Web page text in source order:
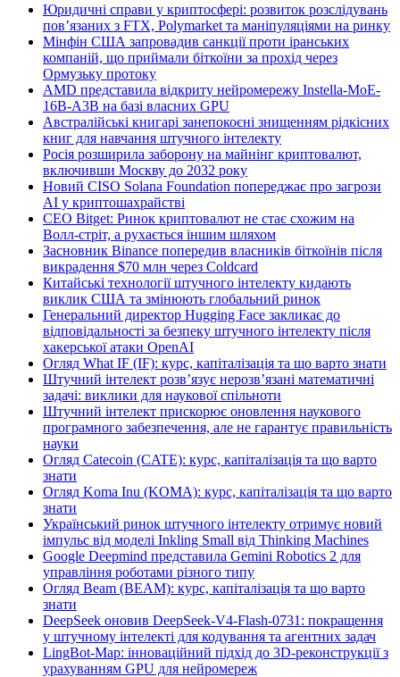
Юридичні справи у криптосфері: розвиток розслідувань
пов’язаних з FTX, Polymarket та маніпуляціями на ринку
Мінфін США запровадив санкції проти іранських
компаній, що приймали біткоїни за прохід через
Ормузьку протоку
AMD представила відкриту нейромережу Instella-MoE-
16B-A3B на базі власних GPU
Австралійські книгарі занепокоєні знищенням рідкісних
книг для навчання штучного інтелекту
Росія розширила заборону на майнінг криптовалют,
включивши Москву до 2032 року
Новий CISO Solana Foundation попереджає про загрози
AI у криптошахрайстві
CEO Bitget: Ринок криптовалют не стає схожим на
Волл-стріт, а рухається іншим шляхом
Засновник Binance попередив власників біткоїнів після
викрадення $70 млн через Coldcard
Китайські технології штучного інтелекту кидають
виклик США та змінюють глобальний ринок
Генеральний директор Hugging Face закликає до
відповідальності за безпеку штучного інтелекту після
хакерської атаки OpenAI
Огляд What IF (IF): курс, капіталізація та що варто знати
Штучний інтелект розв’язує нерозв’язані математичні
задачі: виклики для наукової спільноти
Штучний інтелект прискорює оновлення наукового
програмного забезпечення, але не гарантує правильність
науки
Огляд Catecoin (CATE): курс, капіталізація та що варто
знати
Огляд Koma Inu (KOMA): курс, капіталізація та що варто
знати
Український ринок штучного інтелекту отримує новий
імпульс від моделі Inkling Small від Thinking Machines
Google Deepmind представила Gemini Robotics 2 для
управління роботами різного типу
Огляд Beam (BEAM): курс, капіталізація та що варто
знати
DeepSeek оновив DeepSeek-V4-Flash-0731: покращення
у штучному інтелекті для кодування та агентних задач
LingBot-Map: інноваційний підхід до 3D-реконструкції з
урахуванням GPU для нейромереж